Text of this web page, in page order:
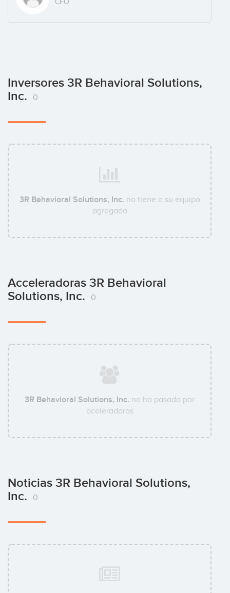
CFO
Inversores 3R Behavioral Solutions,
Inc.
0
3R Behavioral Solutions, Inc. no tiene a su equipo
agregado
Acceleradoras 3R Behavioral
Solutions, Inc.
0
3R Behavioral Solutions, Inc. no ha pasado por
aceleradoras
Noticias 3R Behavioral Solutions,
Inc.
0